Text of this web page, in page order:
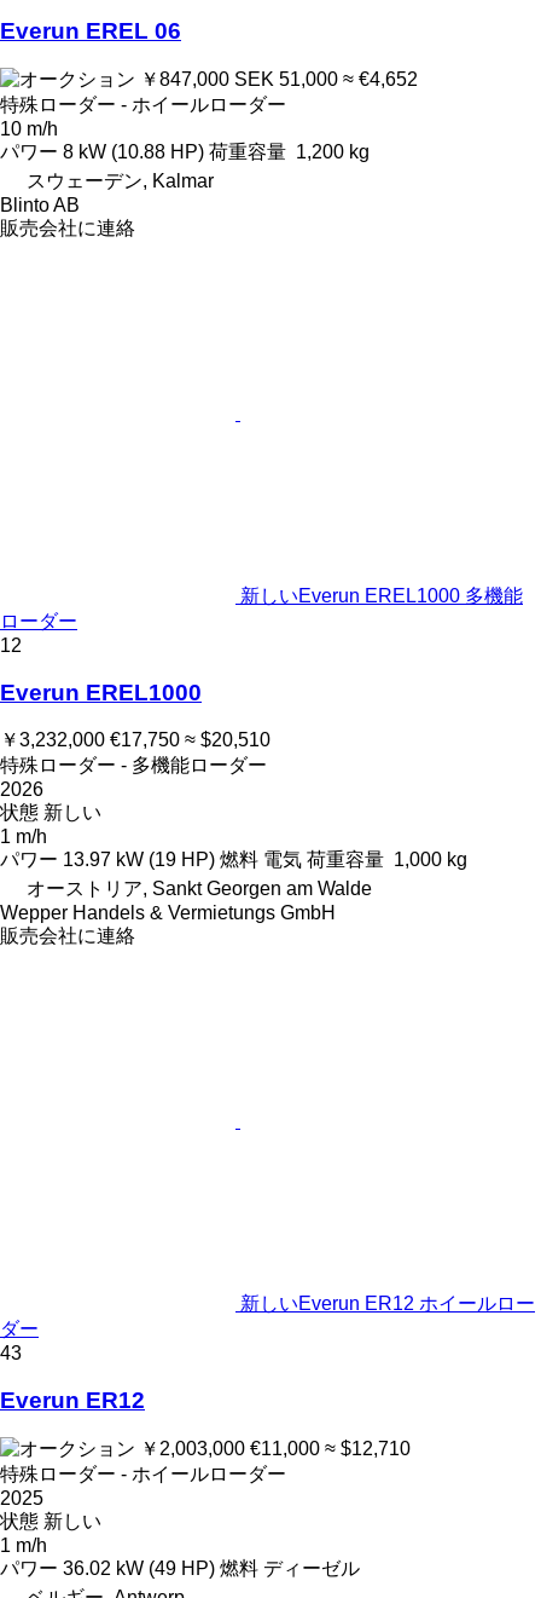
Everun EREL 06
￥847,000 SEK 51,000 ≈ €4,652
特殊ローダー - ホイールローダー
10 m/h
パワー 8 kW (10.88 HP) 荷重容量 1,200 kg
スウェーデン, Kalmar
Blinto AB
販売会社に連絡
新しいEverun EREL1000 多機能
ローダー
12
Everun EREL1000
￥3,232,000 €17,750 ≈ $20,510
特殊ローダー - 多機能ローダー
2026
状態 新しい
1 m/h
パワー 13.97 kW (19 HP) 燃料 電気 荷重容量 1,000 kg
オーストリア, Sankt Georgen am Walde
Wepper Handels & Vermietungs GmbH
販売会社に連絡
新しいEverun ER12 ホイールロー
ダー
43
Everun ER12
￥2,003,000 €11,000 ≈ $12,710
特殊ローダー - ホイールローダー
2025
状態 新しい
1 m/h
パワー 36.02 kW (49 HP) 燃料 ディーゼル